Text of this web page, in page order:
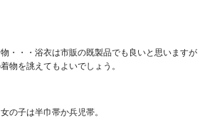
・・・浴衣は市販の既製品でも良いと思いますが
物を誂えてもよいでしょう。
の子は半巾帯か兵児帯。